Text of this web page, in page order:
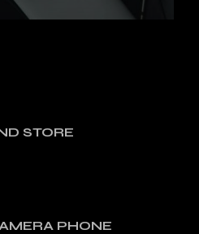
STORE
PHONE